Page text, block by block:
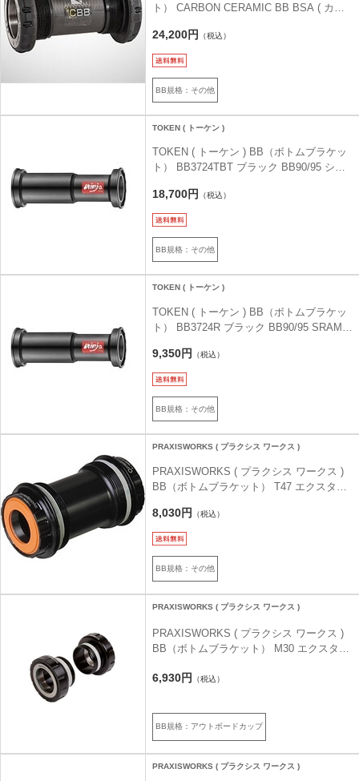
ト） CARBON CERAMIC BB BSA ( カー
ブラック 30/24/DUB
24,200円 （税込）
BB規格：その他
TOKEN ( トーケン )
TOKEN ( トーケン ) BB（ボトムブラケッ
ト） BB3724TBT ブラック BB90/95 シマ
18,700円 （税込）
BB規格：その他
TOKEN ( トーケン )
TOKEN ( トーケン ) BB（ボトムブラケッ
ト） BB3724R ブラック BB90/95 SRAM
9,350円 （税込）
BB規格：その他
PRAXISWORKS ( プラクシス ワークス )
PRAXISWORKS ( プラクシス ワークス )
BB（ボトムブラケット） T47 エクスター
8,030円 （税込）
BB規格：その他
PRAXISWORKS ( プラクシス ワークス )
PRAXISWORKS ( プラクシス ワークス )
BB（ボトムブラケット） M30 エクスター
ベアリング
6,930円 （税込）
BB規格：アウトボードカップ
PRAXISWORKS ( プラクシス ワークス )